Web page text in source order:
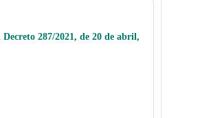
287/2021, de 20 de abril,